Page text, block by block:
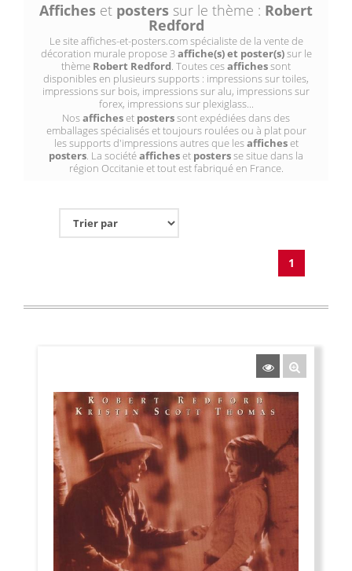
Affiches et posters sur le thème : Robert
Redford
Le site affiches-et-posters.com spécialiste de la vente de
décoration murale propose 3affiche(s) et poster(s)sur le
thème Robert Redford. Toutes cesaffichessont
disponibles en plusieurs supports : impressions sur toiles,
impressions sur bois, impressions sur alu, impressions sur
forex, impressions sur plexiglass...
Nosafficheset posterssont expédiées dans des
emballages spécialisés et toujours roulées ou à plat pour
les supports d'impressions autres que lesafficheset
posters. La sociétéafficheset postersse situe dans la
région Occitanie et tout est fabriqué en France.
1